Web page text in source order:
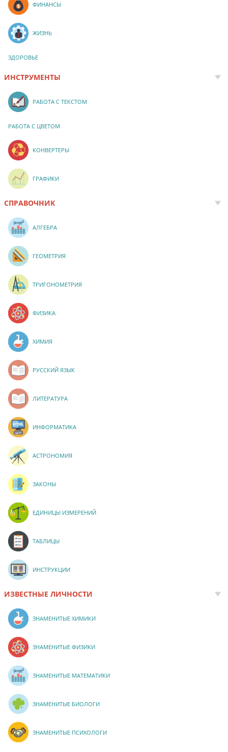
ФИНАНСЫ
ЖИЗНЬ
ЗДОРОВЬЕ
ИНСТРУМЕНТЫ
РАБОТА С ТЕКСТОМ
РАБОТА С ЦВЕТОМ
КОНВЕРТЕРЫ
ГРАФИКИ
СПРАВОЧНИК
АЛГЕБРА
ГЕОМЕТРИЯ
ТРИГОНОМЕТРИЯ
ФИЗИКА
ХИМИЯ
РУССКИЙ ЯЗЫК
ЛИТЕРАТУРА
ИНФОРМАТИКА
АСТРОНОМИЯ
ЗАКОНЫ
ЕДИНИЦЫ ИЗМЕРЕНИЙ
ТАБЛИЦЫ
ИНСТРУКЦИИ
ИЗВЕСТНЫЕ ЛИЧНОСТИ
ЗНАМЕНИТЫЕ ХИМИКИ
ЗНАМЕНИТЫЕ ФИЗИКИ
ЗНАМЕНИТЫЕ МАТЕМАТИКИ
ЗНАМЕНИТЫЕ БИОЛОГИ
ЗНАМЕНИТЫЕ ПСИХОЛОГИ